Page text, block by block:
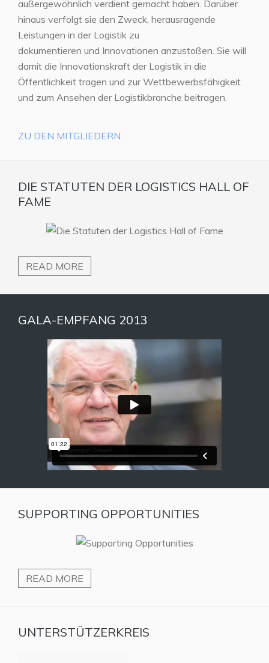
außergewöhnlich verdient gemacht haben. Darüber
hinaus verfolgt sie den Zweck, herausragende
Leistungen in der Logistik zu
dokumentieren und Innovationen anzustoßen. Sie will
damit die Innovationskraft der Logistik in die
Öffentlichkeit tragen und zur Wettbewerbsfähigkeit
und zum Ansehen der Logistikbranche beitragen.
ZU DEN MITGLIEDERN
DIE STATUTEN DER LOGISTICS HALL OF
FAME
READ MORE
GALA-EMPFANG 2013
SUPPORTING OPPORTUNITIES
READ MORE
UNTERSTÜTZERKREIS